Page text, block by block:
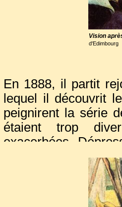
Vision
d'Edimbourg
En 1888, il partit
lequel il découvrit
peignirent la série
étaient trop
exacerbées.
termina sur le
De retour en
bouleversant de